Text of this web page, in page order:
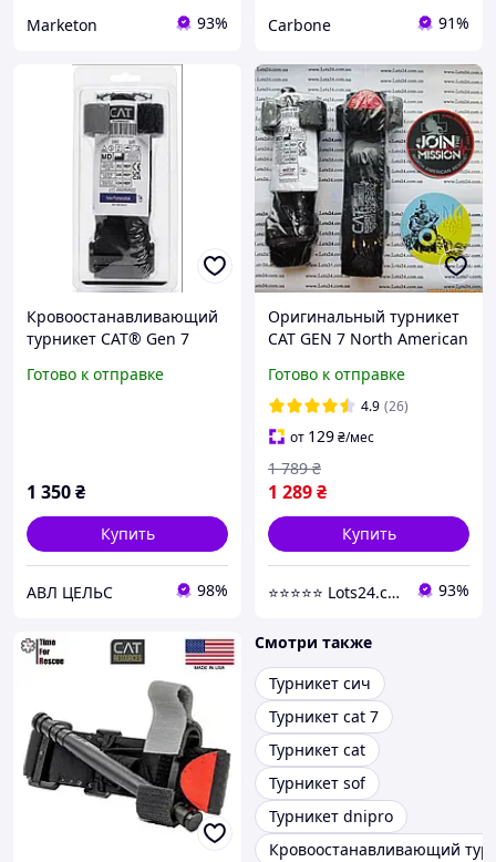
Marketon 93% Carbone 91%
Кровоостанавливающий
турникет CAT® Gen 7
Tourniquet) Оригинал
Готово к отправке
1 350₴
Купить
АВЛ ЦЕЛЬС 98%
Оригинальный турникет
CAT GEN 7 North American
медицинский
кровоостанавливающий
жгут закрутка NAR
Готово к отправке
4.9 (26)
от 129₴/мес
1 289₴
1 789 ₴
Купить
⭐️⭐️⭐️⭐️⭐️ Lots24.com.ua 93%
Смотри также
Турникет сич
Турникет cat 7
Турникет cat
Турникет sof
Турникет dnipro
Кровоостанавливающий